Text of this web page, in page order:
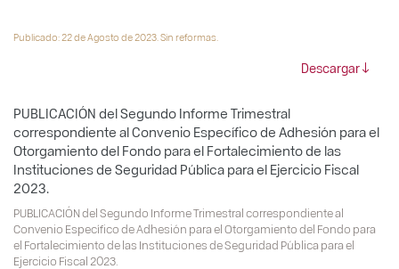
Publicado: 22 de Agosto de 2023. Sin reformas.
Descargar
PUBLICACIÓN del Segundo Informe Trimestral
correspondiente al Convenio Específico de Adhesión para el
Otorgamiento del Fondo para el Fortalecimiento de las
Instituciones de Seguridad Pública para el Ejercicio Fiscal
2023.
PUBLICACIÓN del Segundo Informe Trimestral correspondiente al
Convenio Específico de Adhesión para el Otorgamiento del Fondo para
el Fortalecimiento de las Instituciones de Seguridad Pública para el
Ejercicio Fiscal 2023.